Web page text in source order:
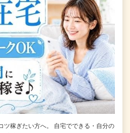
ツ稼ぎたい方へ。 自宅でできる・自分の